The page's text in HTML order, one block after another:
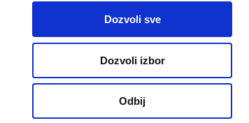
Dozvoli sve
Dozvoli izbor
Odbij